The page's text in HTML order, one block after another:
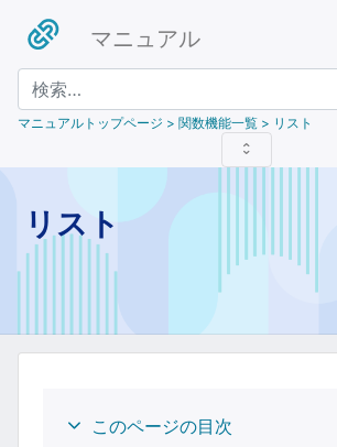
マニュアル
検索
マニュアルトップページ > 関数機能一覧 > リスト
リスト
このページの目次